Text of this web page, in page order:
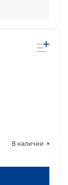
В наличии